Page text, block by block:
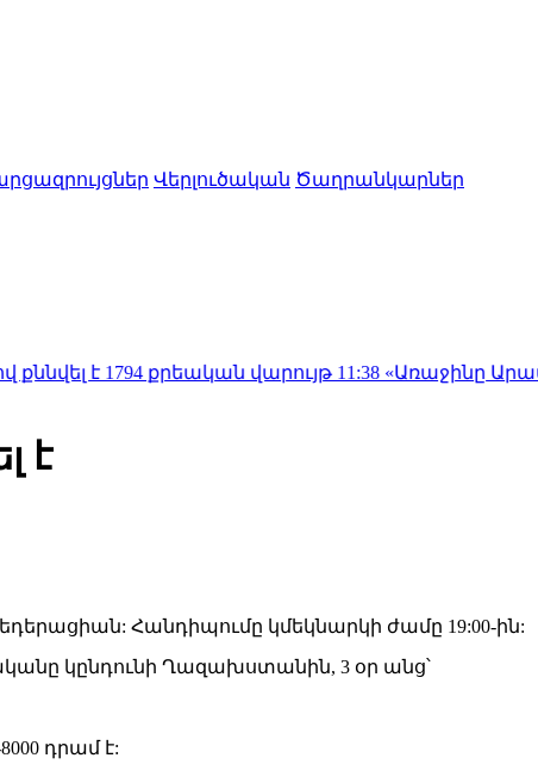
Վերլուծական Ծաղրանկարներ
1794 քրեական վարույթ11:38«Առաջինը Արամն էր..
է
Հանդիպումը կմեկնարկի ժամը 19:00-ին:
կընդունի Ղազախստանին, 3 օր անց՝
դրամ է: